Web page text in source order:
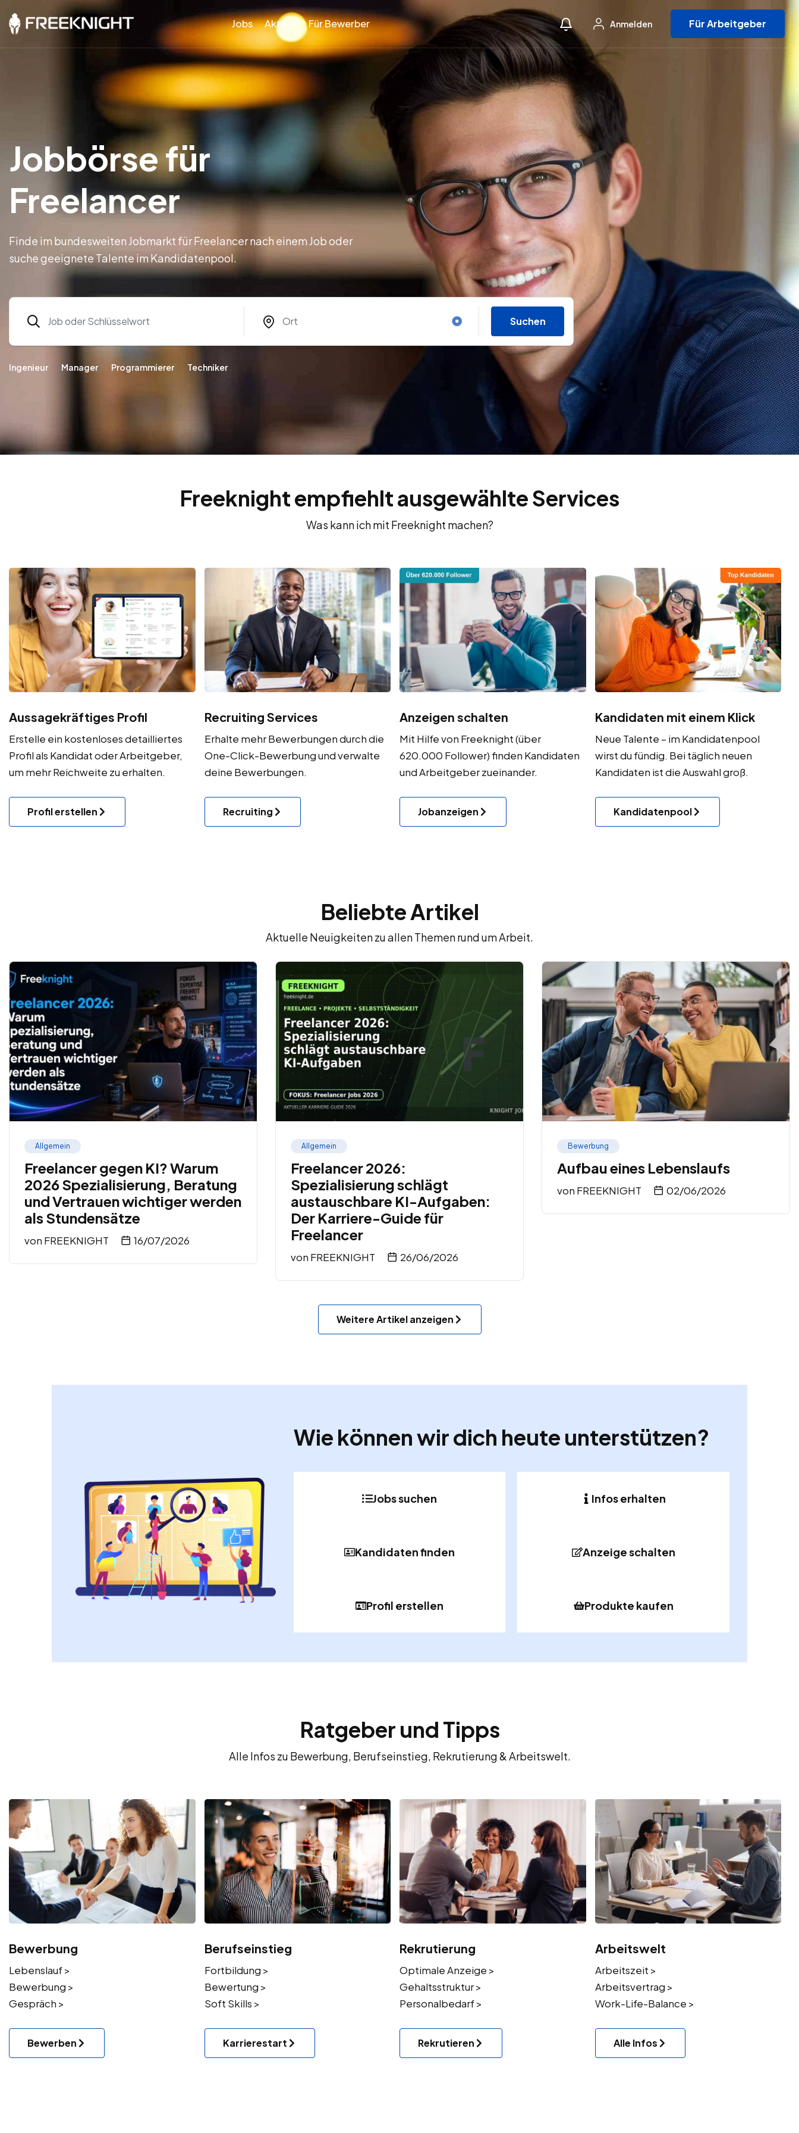
Jobs Aktuell Für Bewerber Anmelden Für Arbeitgeber
Jobbörse für
Freelancer
Finde im bundesweiten Jobmarkt für Freelancer nach einem Job oder
suche geeignete Talente im Kandidatenpool.
Suchen
Ingenieur Manager Programmierer Techniker
Freeknight empfiehlt ausgewählte Services
Was kann ich mit Freeknight machen?
Aussagekräftiges Profil
Erstelle ein kostenloses detailliertes
Profil als Kandidat oder Arbeitgeber,
um mehr Reichweite zu erhalten.
Profil erstellen
Recruiting Services
Erhalte mehr Bewerbungen durch die
One-Click-Bewerbung und verwalte
deine Bewerbungen.
Recruiting
Anzeigen schalten
Mit Hilfe von Freeknight (über
620.000 Follower) finden Kandidaten
und Arbeitgeber zueinander.
Jobanzeigen
Kandidaten mit einem Klick
Neue Talente – im Kandidatenpool
wirst du fündig. Bei täglich neuen
Kandidaten ist die Auswahl groß.
Kandidatenpool
Beliebte Artikel
Aktuelle Neuigkeiten zu allen Themen rund um Arbeit.
Allgemein
Freelancer gegen KI? Warum
2026 Spezialisierung, Beratung
und Vertrauen wichtiger werden
als Stundensätze
von FREEKNIGHT 16/07/2026
Allgemein
Freelancer 2026:
Spezialisierung schlägt
austauschbare KI-Aufgaben:
Der Karriere-Guide für
Freelancer
von FREEKNIGHT 26/06/2026
Bewerbung
Aufbau eines Lebenslaufs
von FREEKNIGHT 02/06/2026
Weitere Artikel anzeigen
Wie können wir dich heute unterstützen?
Jobs suchen
Kandidaten finden
Profil erstellen
Infos erhalten
Anzeige schalten
Produkte kaufen
Ratgeber und Tipps
Alle Infos zu Bewerbung, Berufseinstieg, Rekrutierung & Arbeitswelt.
Bewerbung
Lebenslauf >
Bewerbung >
Gespräch >
Bewerben
Berufseinstieg
Fortbildung >
Bewertung >
Soft Skills >
Karrierestart
Rekrutierung
Optimale Anzeige >
Gehaltsstruktur >
Personalbedarf >
Rekrutieren
Arbeitswelt
Arbeitszeit >
Arbeitsvertrag >
Work-Life-Balance >
Alle Infos